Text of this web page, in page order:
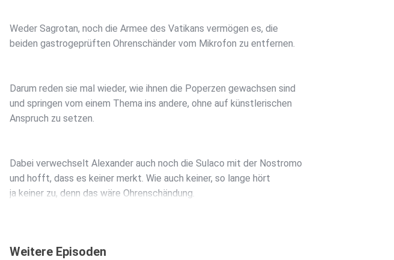
Weder Sagrotan, noch die Armee des Vatikans vermögen es, die
beiden gastrogeprüften Ohrenschänder vom Mikrofon zu entfernen.
Darum reden sie mal wieder, wie ihnen die Poperzen gewachsen sind
und springen vom einem Thema ins andere, ohne auf künstlerischen
Anspruch zu setzen.
Dabei verwechselt Alexander auch noch die Sulaco mit der Nostromo
und hofft, dass es keiner merkt. Wie auch keiner, so lange hört
ja keiner zu, denn das wäre Ohrenschändung.
Weitere Episoden